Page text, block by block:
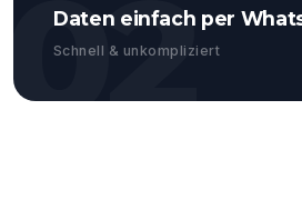
02
Daten einfach per
Schnell & unkompliziert